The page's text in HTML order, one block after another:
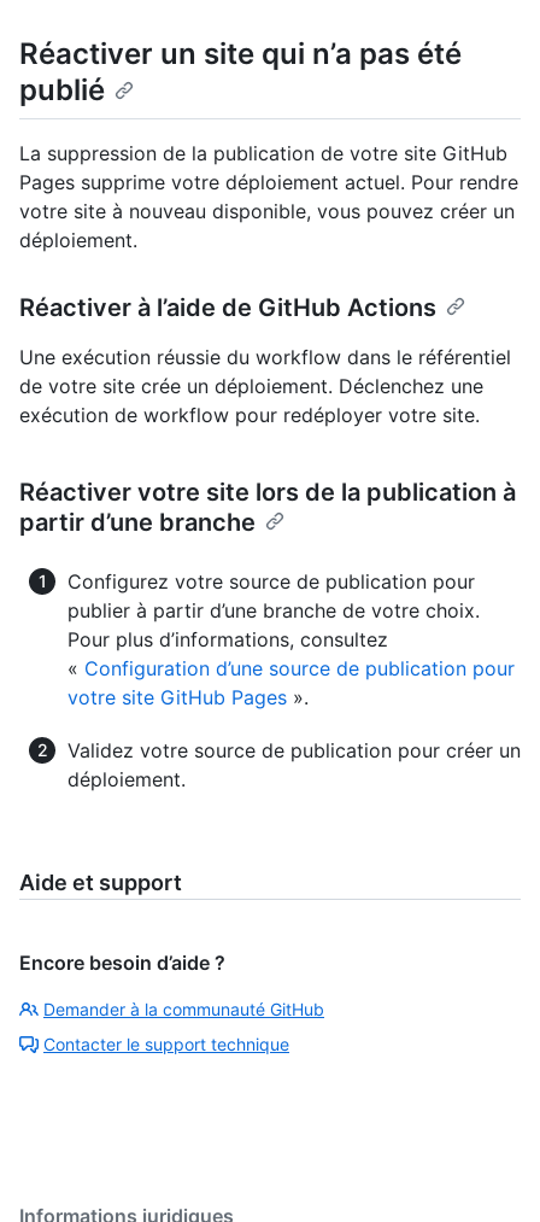
Réactiver un site qui n’a pas été
publié
La suppression de la publication de votre site GitHub
Pages supprime votre déploiement actuel. Pour rendre
votre site à nouveau disponible, vous pouvez créer un
déploiement.
Réactiver à l’aide de GitHub Actions
Une exécution réussie du workflow dans le référentiel
de votre site crée un déploiement. Déclenchez une
exécution de workflow pour redéployer votre site.
Réactiver votre site lors de la publication à
partir d’une branche
Configurez votre source de publication pour
publier à partir d’une branche de votre choix.
Pour plus d’informations, consultez
« Configuration d’une source de publication pour
votre site GitHub Pages ».
Validez votre source de publication pour créer un
déploiement.
Aide et support
Encore besoin d’aide ?
Demander à la communauté GitHub
Contacter le support technique
Informations juridiques